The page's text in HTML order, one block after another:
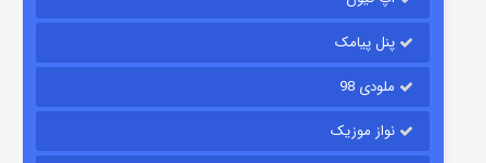
پنل پیامک
ملودی 98
نواز موزیک